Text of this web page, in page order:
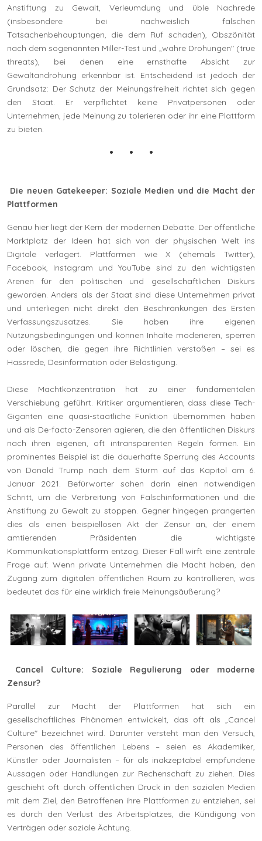
Anstiftung zu Gewalt, Verleumdung und üble Nachrede
(insbesondere bei nachweislich falschen
Tatsachenbehauptungen, die dem Ruf schaden), Obszönität
nach dem sogenannten Miller-Test und „wahre Drohungen" (true
threats), bei denen eine ernsthafte Absicht zur
Gewaltandrohung erkennbar ist. Entscheidend ist jedoch der
Grundsatz: Der Schutz der Meinungsfreiheit richtet sich gegen
den Staat. Er verpflichtet keine Privatpersonen oder
Unternehmen, jede Meinung zu tolerieren oder ihr eine Plattform
zu bieten.
Die neuen Gatekeeper: Soziale Medien und die Macht der
Plattformen
Genau hier liegt der Kern der modernen Debatte. Der öffentliche
Marktplatz der Ideen hat sich von der physischen Welt ins
Digitale verlagert. Plattformen wie X (ehemals Twitter),
Facebook, Instagram und YouTube sind zu den wichtigsten
Arenen für den politischen und gesellschaftlichen Diskurs
geworden. Anders als der Staat sind diese Unternehmen privat
und unterliegen nicht direkt den Beschränkungen des Ersten
Verfassungszusatzes. Sie haben ihre eigenen
Nutzungsbedingungen und können Inhalte moderieren, sperren
oder löschen, die gegen ihre Richtlinien verstoßen – sei es
Hassrede, Desinformation oder Belästigung.
Diese Machtkonzentration hat zu einer fundamentalen
Verschiebung geführt. Kritiker argumentieren, dass diese Tech-
Giganten eine quasi-staatliche Funktion übernommen haben
und als De-facto-Zensoren agieren, die den öffentlichen Diskurs
nach ihren eigenen, oft intransparenten Regeln formen. Ein
prominentes Beispiel ist die dauerhafte Sperrung des Accounts
von Donald Trump nach dem Sturm auf das Kapitol am 6.
Januar 2021. Befürworter sahen darin einen notwendigen
Schritt, um die Verbreitung von Falschinformationen und die
Anstiftung zu Gewalt zu stoppen. Gegner hingegen prangerten
dies als einen beispiellosen Akt der Zensur an, der einem
amtierenden Präsidenten die wichtigste
Kommunikationsplattform entzog. Dieser Fall wirft eine zentrale
Frage auf: Wenn private Unternehmen die Macht haben, den
Zugang zum digitalen öffentlichen Raum zu kontrollieren, was
bedeutet das für eine wirklich freie Meinungsäußerung?
Cancel Culture: Soziale Regulierung oder moderne
Zensur?
Parallel zur Macht der Plattformen hat sich ein
gesellschaftliches Phänomen entwickelt, das oft als „Cancel
Culture" bezeichnet wird. Darunter versteht man den Versuch,
Personen des öffentlichen Lebens – seien es Akademiker,
Künstler oder Journalisten – für als inakzeptabel empfundene
Aussagen oder Handlungen zur Rechenschaft zu ziehen. Dies
geschieht oft durch öffentlichen Druck in den sozialen Medien
mit dem Ziel, den Betroffenen ihre Plattformen zu entziehen, sei
es durch den Verlust des Arbeitsplatzes, die Kündigung von
Verträgen oder soziale Ächtung.